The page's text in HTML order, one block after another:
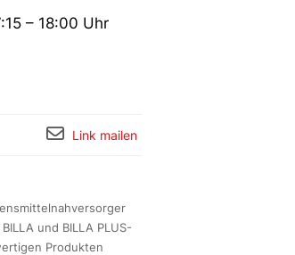
– 18:00 Uhr
Link mailen
und BILLA PLUS-
Produkten